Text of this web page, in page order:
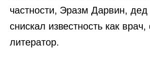
частности, Эразм Дарвин, дед
снискал известность как
литератор.